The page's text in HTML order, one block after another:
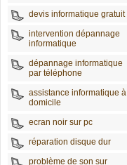
devis informatique gratuit
intervention dépannage
informatique
dépannage informatique
par téléphone
assistance informatique à
domicile
ecran noir sur pc
réparation disque dur
problème de son sur